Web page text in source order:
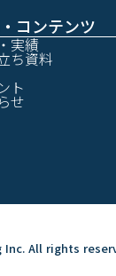
コンテンツ
実績
ち資料
ト
せ
Inc. All rights